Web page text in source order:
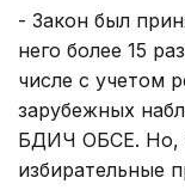
- Закон был
него более 15
числе с учетом
зарубежных
БДИЧ ОБСЕ. Но,
избирательные